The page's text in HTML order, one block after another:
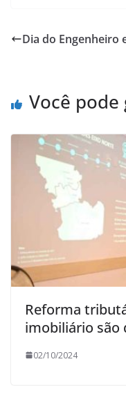
Dia do Engenheiro
Você
Reforma
imobiliário são
02/10/2024